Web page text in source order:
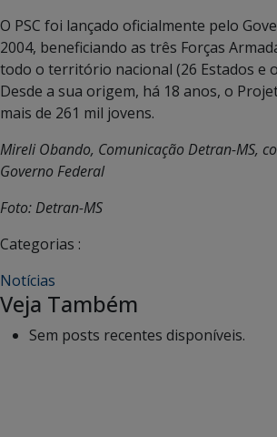
O PSC foi lançado oficialmente pelo
2004, beneficiando as três Forças
todo o território nacional (26 Estados e
Desde a sua origem, há 18 anos, o
mais de 261 mil jovens.
Mireli Obando, Comunicação Detran-MS,
Governo Federal
Foto: Detran-MS
Categorias :
Notícias
Veja Também
Sem posts recentes disponíveis.